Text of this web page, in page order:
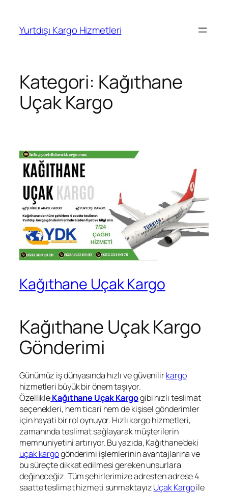
Yurtdışı Kargo Hizmetleri
Kategori: Kağıthane
Uçak Kargo
Kağıthane Uçak Kargo
Kağıthane Uçak Kargo
Gönderimi
Günümüz iş dünyasında hızlı ve güvenilirkargo
hizmetleri büyük bir önem taşıyor.
ÖzellikleKağıthane Uçak Kargogibi hızlı teslimat
seçenekleri, hem ticari hem de kişisel gönderimler
için hayati bir rol oynuyor. Hızlı kargo hizmetleri,
zamanında teslimat sağlayarak müşterilerin
memnuniyetini artırıyor. Bu yazıda, Kağıthane’deki
uçak kargogönderimi işlemlerinin avantajlarına ve
bu süreçte dikkat edilmesi gereken unsurlara
değineceğiz. Tüm şehirlerimize adresten adrese 4
saatte teslimat hizmeti sunmaktayızUçak Kargoile